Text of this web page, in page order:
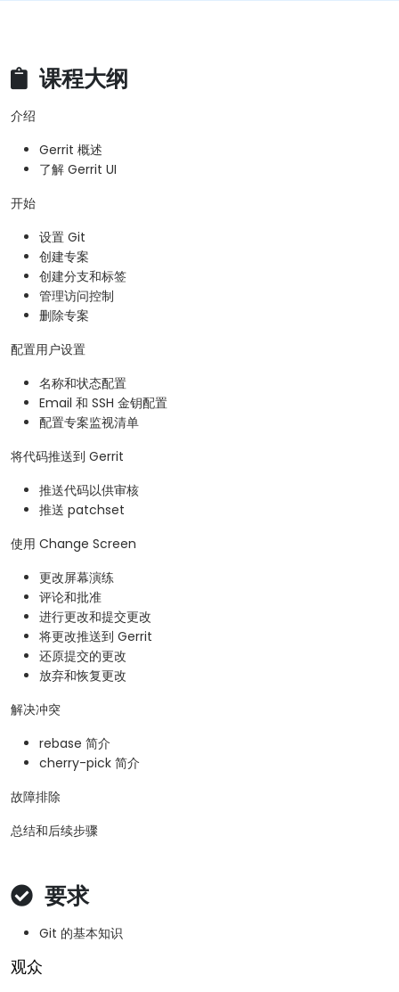
课程大纲
介绍
Gerrit 概述
了解 Gerrit UI
开始
设置 Git
创建专案
创建分支和标签
管理访问控制
删除专案
配置用户设置
名称和状态配置
Email 和 SSH 金钥配置
配置专案监视清单
将代码推送到 Gerrit
推送代码以供审核
推送 patchset
使用 Change Screen
更改屏幕演练
评论和批准
进行更改和提交更改
将更改推送到 Gerrit
还原提交的更改
放弃和恢复更改
解决冲突
rebase 简介
cherry-pick 简介
故障排除
总结和后续步骤
要求
Git 的基本知识
观众